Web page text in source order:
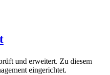
und erweitert. Zu diesem
eingerichtet.